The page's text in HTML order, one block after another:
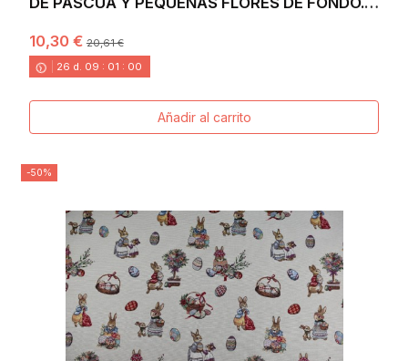
10,30 €20,61 €
26 d. 09 : 00 :58
Añadir al carrito
-50%